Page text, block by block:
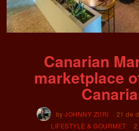
Canarian
marketplace
byJOHNNY ZURI
21 de
LIFESTYLE & GOURMET
2